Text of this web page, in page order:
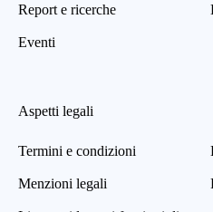
Report e ricerche
Eventi
Aspetti legali
Termini e condizioni
Menzioni legali